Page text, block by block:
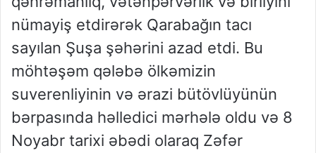
nümayiş etdirərək Qarabağın tacı
sayılan Şuşa şəhərini azad etdi. Bu
möhtəşəm qələbə ölkəmizin
suverenliyinin və ərazi bütövlüyünün
bərpasında həlledici mərhələ oldu və 8
Noyabr tarixi əbədi olaraq Zəfər